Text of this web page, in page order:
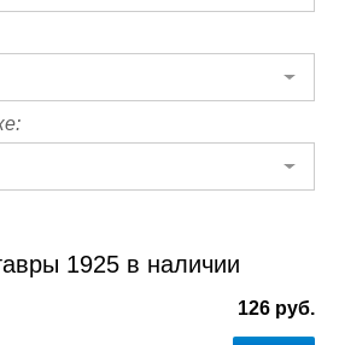
1925 в наличии
126 руб.